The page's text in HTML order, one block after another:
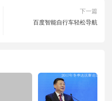
下一篇
百度智能自行车轻松导航